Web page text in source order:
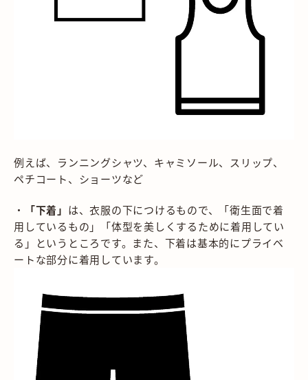
例えば、ランニングシャツ、キャミソール、スリップ、
ペチコート、ショーツなど
・ 「下着」 は、衣服の下につけるもので、「衛生面で着
用しているもの」「体型を美しくするために着用してい
る」というところです。また、下着は基本的にプライベ
ートな部分に着用しています。